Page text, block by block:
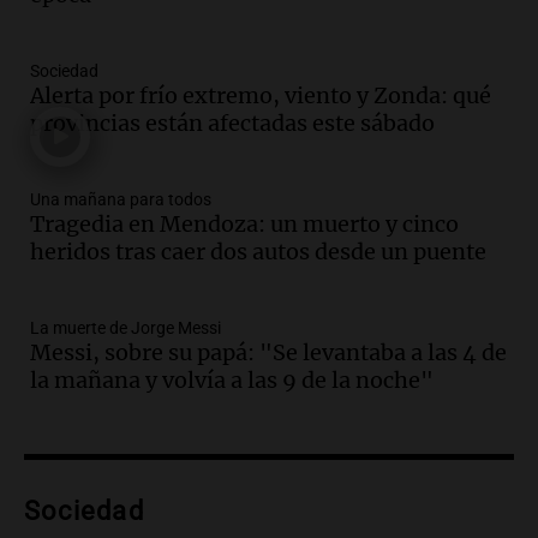
Episodios
Audio. Ley de Propiedad Privada: el revés
en el Congreso expuso una debilidad
Una mañana para todos
Episodios
Audio.Casabindo se prepara para una
Una mañana para todos
Episodios
Audio.Borges, abogada de Pourrain:
hacerle preguntas y nunca regresó"
Episodios
Sociedad
Alerta por frío extremo, viento y Zonda: qué
provincias están afectadas este sábado
Una mañana para todos
Tragedia en Mendoza: un muerto y cinco
heridos tras caer dos autos desde un puente
La muerte de Jorge Messi
Messi, sobre su papá: "Se levantaba a las 4 de
la mañana y volvía a las 9 de la noche"
Sociedad